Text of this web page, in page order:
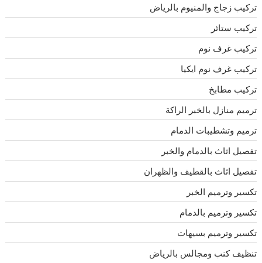
تركيب زجاج والمنيوم بالرياض
تركيب ستائر
تركيب غرف نوم
تركيب غرف نوم ايكيا
تركيب مطابخ
ترميم منازل بالخبر الراكة
ترميم وتشطيبات الدمام
تفصيل اثاث بالدمام والخبر
تفصيل اثاث بالقطيف والظهران
تكسير وترميم الخبر
تكسير وترميم بالدمام
تكسير وترميم بسيهات
تنظيف كنب ومجالس بالرياض